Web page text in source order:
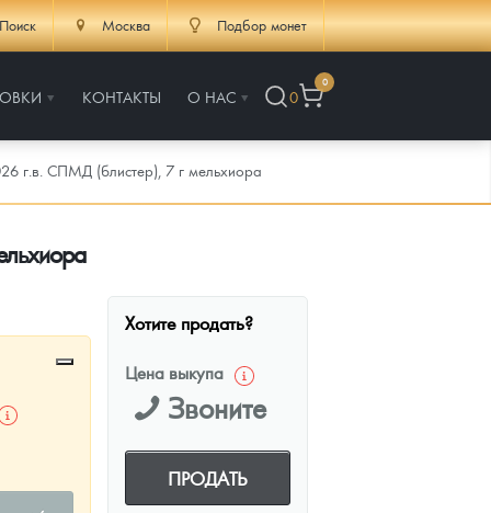
Москва Подбор монет
КОНТАКТЫ О НАС 0
0
г.в. СПМД (блистер), 7 г мельхиора
Хотите продать?
Цена выкупа
Звоните
ПРОДАТЬ